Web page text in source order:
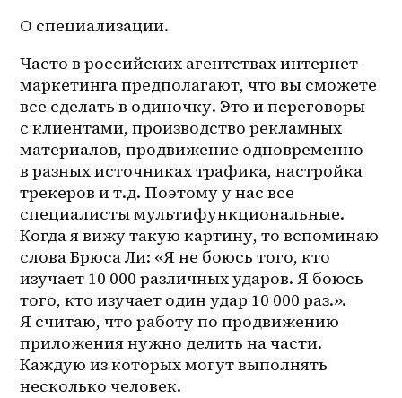
О специализации.
Часто в российских агентствах интернет-
маркетинга предполагают, что вы сможете
все сделать в одиночку. Это и переговоры
с клиентами, производство рекламных
материалов, продвижение одновременно
в разных источниках трафика, настройка
трекеров и т.д. Поэтому у нас все
специалисты мультифункциональные.
Когда я вижу такую картину, то вспоминаю
слова Брюса Ли: «Я не боюсь того, кто
изучает 10 000 различных ударов. Я боюсь
того, кто изучает один удар 10 000 раз.».
Я считаю, что работу по продвижению
приложения нужно делить на части.
Каждую из которых могут выполнять
несколько человек.